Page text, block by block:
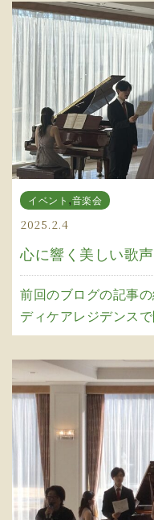
イベント ,音楽会
2025.2.4
心に響く美しい歌
前回のブログの記事
ディケアレジデンス